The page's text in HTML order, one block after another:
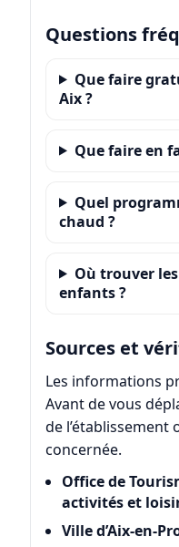
Questions
Que faire
Aix ?
Que faire en
Quel
chaud ?
Où trouver
enfants ?
Sources et
Les informations
Avant de vous
de l’établissement
concernée.
Office de
activités et
Ville d’Aix-en-